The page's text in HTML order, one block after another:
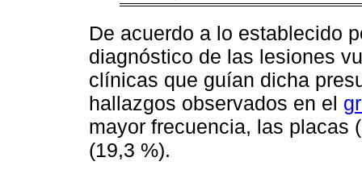
De acuerdo a lo establecido
diagnóstico de las lesiones
clínicas que guían dicha
hallazgos observados en el
mayor frecuencia, las placas
(19,3 %).